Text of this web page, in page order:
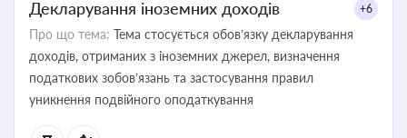
Декларування іноземних доходів +6
Про що тема: Тема стосується обов’язку декларування
доходів, отриманих з іноземних джерел, визначення
податкових зобов’язань та застосування правил
уникнення подвійного оподаткування